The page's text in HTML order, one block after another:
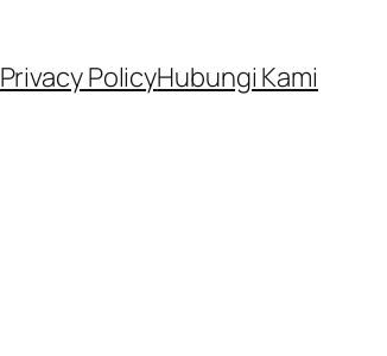
Privacy PolicyHubungi Kami